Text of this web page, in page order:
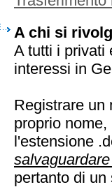
A chi si
A tutti i privati
interessi in
Registrare un
proprio
l'estensione
pertanto di un